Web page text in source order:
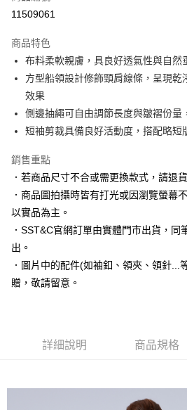
信用卡分期付款
合作金庫商業銀行
華南商業銀行
彰
上海商業儲蓄銀行
台
國泰世華商業銀行
臺灣中小企業銀行
台
匯豐（台灣）商業銀行
華
聯邦商業銀行
遠
元大商業銀行
台新國際商業銀行
中
台灣樂天信用卡公司
6 期 0 利率 每期
華南商業銀行
彰
上海商業儲蓄銀行
國泰世華商業銀行
兆
臺灣中小企業銀行
台
聯邦商業銀行
元大商業銀行
永
玉山商業銀行
星
台灣樂天信用卡公司
LINE Pay
Apple Pay
街口支付
悠遊付
Google Pay
AFTEE先享後付
相關說明
【關於「AFTEE先享後付」】
AFTEE先享後付是「在收到商品之後才付款
便利好安心！
【「AFTEE先享後付」結帳流程】
２．訂單成立數日內，您將收到繳費通知簡訊
３．收到繳費通知簡訊後14天內，點擊此簡
每筆NT$120，滿NT$3,000(含以上)免運
每筆NT$350，滿NT$3,500(含以上)免運
11509061
商品特色
布料柔軟親膚，具良好透氣性與自然
方型船領設計修飾頸肩線條，呈現乾
效果
側邊抽繩可自由調節長度與皺褶份量
短袖剪裁具備良好活動度，搭配略短
銷售重點
．若商品尺寸不合或需更換款式，請退
．商品圖拍攝時皆有打光或因瀏覽螢幕
以實品為主。
．SST&C官網訂單由實體門市出貨，
出。
．圖片中的配件(如袖釦、領夾、領針...
贈，敬請留意。
詳細說明 商品規格